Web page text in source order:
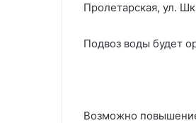
Пролетарская, ул.
Подвоз воды будет
Возможно